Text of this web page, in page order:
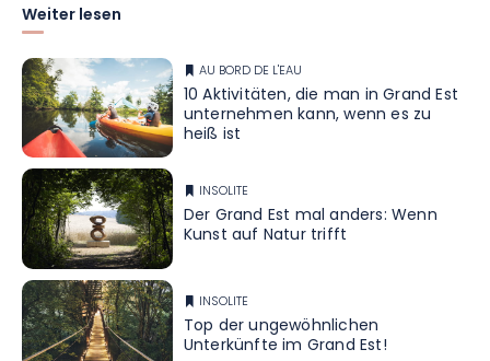
Weiter lesen
AU BORD DE L'EAU
10 Aktivitäten, die man in Grand Est
unternehmen kann, wenn es zu
heiß ist
INSOLITE
Der Grand Est mal anders: Wenn
Kunst auf Natur trifft
INSOLITE
Top der ungewöhnlichen
Unterkünfte im Grand Est!